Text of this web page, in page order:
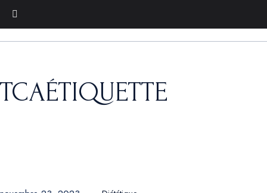
TCAÉTIQUETTE